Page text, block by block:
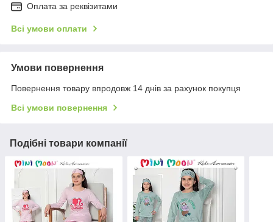
Оплата за реквізитами
Всі умови оплати
Умови повернення
Повернення товару впродовж 14 днів за рахунок покупця
Всі умови повернення
Подібні товари компанії